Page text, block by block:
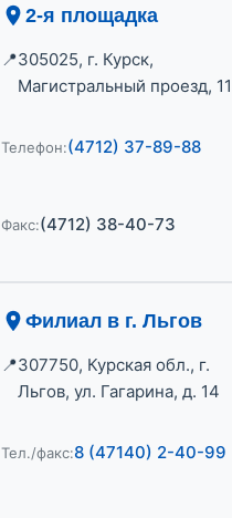
2-я площадка
305025, г. Курск,
Магистральный проезд, 11
Телефон:(4712) 37-89-88
Факс:(4712) 38-40-73
Филиал в г. Льгов
307750, Курская обл., г.
Льгов, ул. Гагарина, д. 14
Тел./факс:8 (47140) 2-40-99